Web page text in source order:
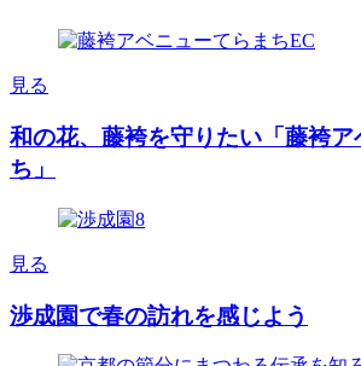
見る
和の花、藤袴を守りたい「藤袴ア
ち」
見る
渉成園で春の訪れを感じよう